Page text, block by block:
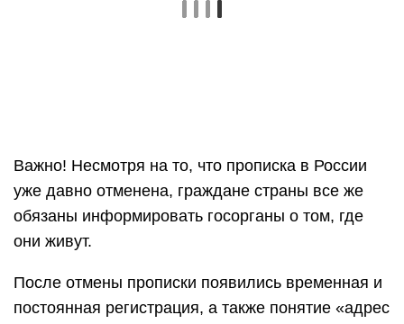
Важно! Несмотря на то, что прописка в России
уже давно отменена, граждане страны все же
обязаны информировать госорганы о том, где
они живут.
После отмены прописки появились временная и
постоянная регистрация, а также понятие «адрес